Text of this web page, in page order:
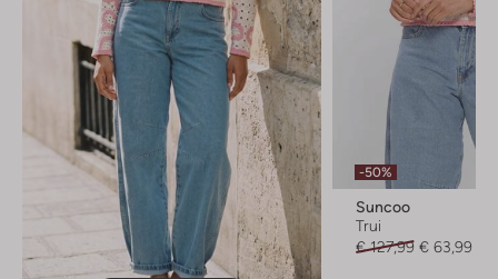
-50%
Suncoo
Trui
€ 127,99 € 63,99